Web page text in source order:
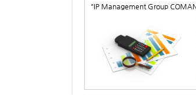
"IP Management Group